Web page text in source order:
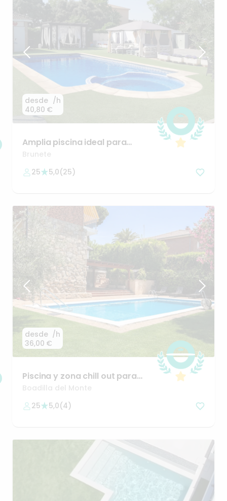
desde
40,80 €
/h
Amplia piscina ideal para
reuniones
Brunete
25
5,0(25)
desde
36,00 €
/h
Piscina y zona chill out para
reunionesy celebraciones
Boadilla del Monte
25
5,0(4)